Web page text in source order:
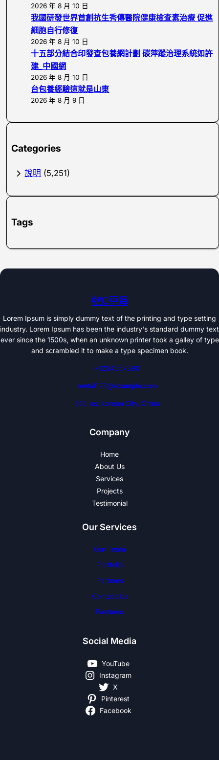
2026 年 8 月 10 日
我國研發世界首創抗生秀傳醫院健康檢查素治療 促進
細胞自行修復
2026 年 8 月 10 日
十五部分結合印發查包養網計劃 碳萍蹤治理系統如許
建_中國網
2026 年 8 月 10 日
台包養經驗這就是山東
2026 年 8 月 9 日
Categories
說明 (5,251)
Tags
軟Q草莓
Lorem Ipsum is simply dummy text of the printing and type setting
industry. Lorem Ipsum has been the industry's standard dummy text
ever since the 1500s, when an unknown printer took a galley of type
and scrambled it to make a type specimen book.
+1234567890
rental123@example.com
555 las, korean City, China
Company
Home
About Us
Services
Projects
Testimonial
Our Services
Our Team
Portfolio
Partenrs
Contact Us
Features
Social Media
YouTube
Instagram
X
Pinterest
Facebook